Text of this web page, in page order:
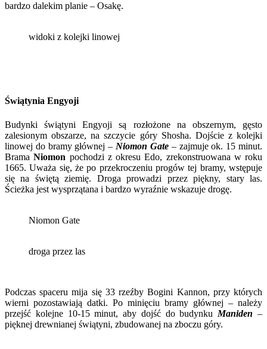
bardzo dalekim planie – Osakę.
widoki z kolejki linowej
Świątynia Engyoji
Budynki świątyni Engyoji są rozłożone na obszernym, gęsto
zalesionym obszarze, na szczycie góry Shosha. Dojście z kolejki
linowej do bramy głównej – Niomon Gate– zajmuje ok. 15 minut.
BramaNiomon pochodzi z okresu Edo, zrekonstruowana w roku
1665. Uważa się, że po przekroczeniu progów tej bramy, wstępuje
się na świętą ziemię. Droga prowadzi przez piękny, stary las.
Ścieżka jest wysprzątana i bardzo wyraźnie wskazuje drogę.
Niomon Gate
droga przez las
Podczas spaceru mija się 33 rzeźby Bogini Kannon, przy których
wierni pozostawiają datki. Po minięciu bramy głównej – należy
przejść kolejne 10-15 minut, aby dojść do budynku Maniden –
pięknej drewnianej świątyni, zbudowanej na zboczu góry.